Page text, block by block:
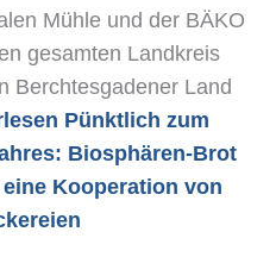
Mühle und der BÄKO
gesamten Landkreis
Berchtesgadener Land
Pünktlich zum
Biosphären-Brot
Kooperation von